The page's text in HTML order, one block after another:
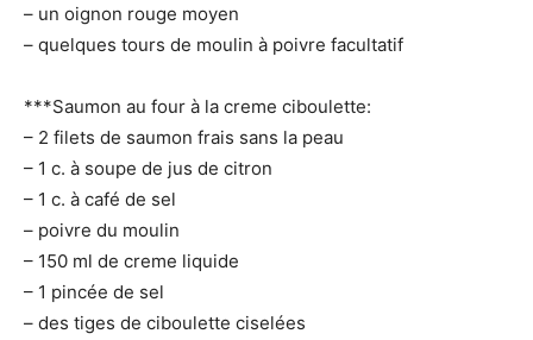
– un oignon rouge moyen
– quelques tours de moulin à poivre facultatif
***Saumon au four à la creme ciboulette:
– 2 filets de saumon frais sans la peau
– 1 c. à soupe de jus de citron
– 1 c. à café de sel
– poivre du moulin
– 150 ml de creme liquide
– 1 pincée de sel
– des tiges de ciboulette ciselées